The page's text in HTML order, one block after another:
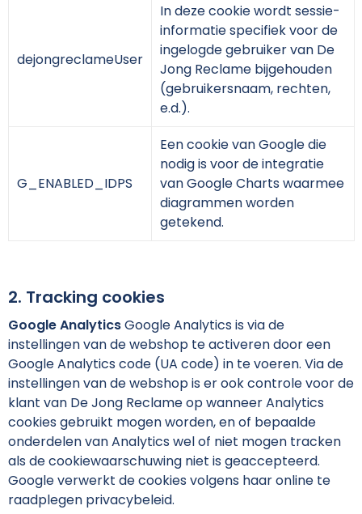
Sleutelhangers en Lanyards
Snoep
Spellen voor binnen en buiten
Veiligheid, Auto en Fiets
Vrije tijd en Strand
Opvouwbare tassen
Picknicktassen en manden
Promotietassen
Schoenentassen
Schoudertassen
Sporttassen
Strandtassen
Toilettassen
Waterdichte tassen
Veiligheidsvesten en hesjes
Vesten
Oog- en gelaatsbescherming
Ademhalingsbescherming
Hoofdbescherming
Arm- en handbescherming
Werkkleding sets
Schoenen
Reflecterende vesten
Gilets
Overhemden
dejongreclameUser
In deze cookie wordt sessie-
informatie specifiek voor de
ingelogde gebruiker van De
Jong Reclame bijgehouden
(gebruikersnaam, rechten,
e.d.).
G_ENABLED_IDPS
Een cookie van Google die
nodig is voor de integratie
van Google Charts waarmee
diagrammen worden
getekend.
2. Tracking cookies
Google AnalyticsGoogle Analytics is via de
instellingen van de webshop te activeren door een
Google Analytics code (UA code) in te voeren. Via de
instellingen van de webshop is er ook controle voor de
klant van De Jong Reclame op wanneer Analytics
cookies gebruikt mogen worden, en of bepaalde
onderdelen van Analytics wel of niet mogen tracken
als de cookiewaarschuwing niet is geaccepteerd.
Google verwerkt de cookies volgens haar online te
raadplegen privacybeleid.